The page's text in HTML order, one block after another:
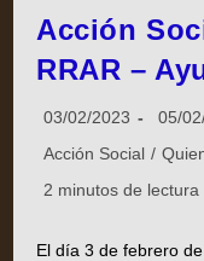
Acción
RRAR –
03/02/2023
05/
Acción Social /
2 minutos de lectura
El día 3 de febrero